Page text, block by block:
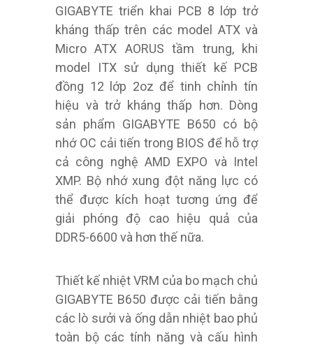
GIGABYTE triển khai PCB 8 lớp trở
kháng thấp trên các model ATX và
Micro ATX AORUS tầm trung, khi
model ITX sử dụng thiết kế PCB
đồng 12 lớp 2oz để tinh chỉnh tín
hiệu và trở kháng thấp hơn. Dòng
sản phẩm GIGABYTE B650 có bộ
nhớ OC cải tiến trong BIOS để hỗ trợ
cả công nghệ AMD EXPO và Intel
XMP. Bộ nhớ xung đột năng lực có
thể được kích hoạt tương ứng để
giải phóng độ cao hiệu quả của
DDR5-6600 và hơn thế nữa.
Thiết kế nhiệt VRM của bo mạch chủ
GIGABYTE B650 được cải tiến bằng
các lò sưởi và ống dẫn nhiệt bao phủ
toàn bộ các tính năng và cấu hình